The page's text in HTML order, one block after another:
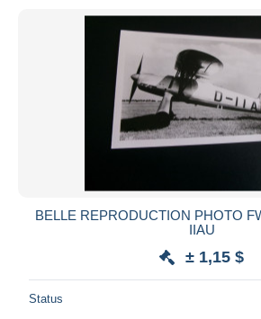
BELLE REPRODUCTION PHOTO
IIAU
± 1,15 $
Status